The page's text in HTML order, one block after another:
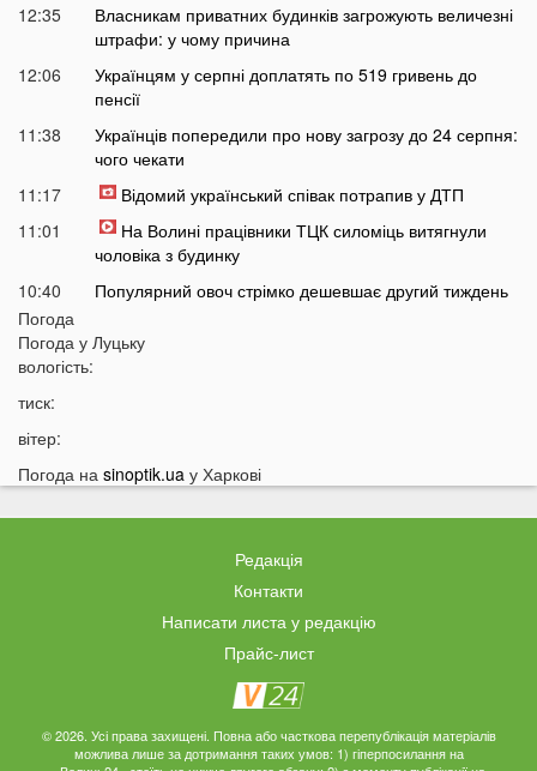
12:35
Власникам приватних будинків загрожують величезні
штрафи: у чому причина
12:06
Українцям у серпні доплатять по 519 гривень до
пенсії
11:38
Українців попередили про нову загрозу до 24 серпня:
чого чекати
11:17
Відомий український співак потрапив у ДТП
11:01
На Волині працівники ТЦК силоміць витягнули
чоловіка з будинку
10:40
Популярний овоч стрімко дешевшає другий тиждень
10:12
Росія може застосувати ядерну зброю? Тривожне
09:39
09:11
На Волині чоловік до смерті побив знайомого і возив
його у багажнику
Астрологи назвали знаки Зодіаку, яких попереду
Українки масово відмовляються від консервації
Українців закликали принести цю рослину в оселю у
серпні: у чому причина
18:41
Мороз чи аномальне тепло: якою буде зима в Україні
Погода
Погода у Луцьку
вологість:
тиск:
вітер:
Погода на sinoptik.ua у Харкові
Редакція
Контакти
Написати листа у редакцію
Прайс-лист
© 2026. Усі права захищені. Повна або часткова перепублікація матеріалів
можлива лише за дотримання таких умов: 1) гіперпосилання на